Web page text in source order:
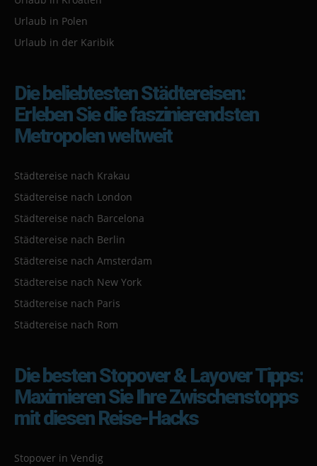
Urlaub in Polen
Urlaub in der Karibik
Die beliebtesten Städtereisen:
Erleben Sie die faszinierendsten
Metropolen weltweit
Städtereise nach Krakau
Städtereise nach London
Städtereise nach Barcelona
Städtereise nach Berlin
Städtereise nach Amsterdam
Städtereise nach New York
Städtereise nach Paris
Städtereise nach Rom
Die besten Stopover & Layover Tipps:
Maximieren Sie Ihre Zwischenstopps
mit diesen Reise-Hacks
Stopover in Vendig